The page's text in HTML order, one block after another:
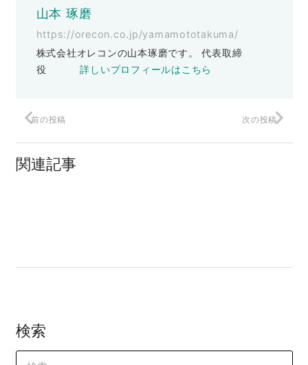
山本 琢磨
https://orecon.co.jp/yamamototakuma/
株式会社オレコンの山本琢磨です。 代表取締
役詳しいプロフィールはこちら
前の投稿 次の投稿
関連記事
検索